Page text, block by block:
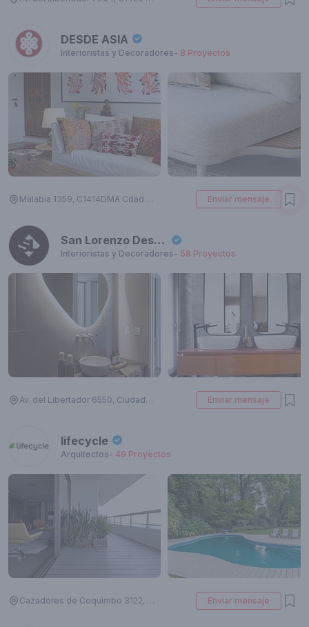
DESDE ASIA
Interioristas y Decoradores- 8 Proyectos
Malabia 1359, C1414DMA Cdad. Autónoma de Buenos Aires, Argentina Enviar mensaje
San Lorenzo Design
Interioristas y Decoradores- 58 Proyectos
Av. del Libertador 6550, Ciudad Autónoma de Buenos Aires, Argentina Enviar mensaje
lifecycle
Arquitectos- 49 Proyectos
Cazadores de Coquimbo 3122, Munro, Buenos Aires, Argentina Enviar mensaje